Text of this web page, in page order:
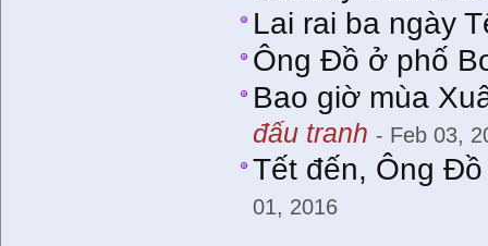
Lai rai ba ngày
Ông Ðồ ở phố
Bao giờ mùa
đấu tranh - Feb 03,
Tết đến, Ông
01, 2016